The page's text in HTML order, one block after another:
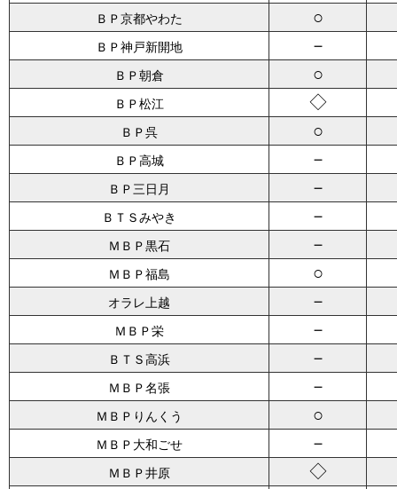
ＢＰ京都やわた ○
ＢＰ神戸新開地 －
ＢＰ朝倉 ○
ＢＰ松江 ◇
ＢＰ呉 ○
ＢＰ高城 －
ＢＰ三日月 －
ＢＴＳみやき －
ＭＢＰ黒石 －
ＭＢＰ福島 ○
オラレ上越 －
ＭＢＰ栄 －
ＢＴＳ高浜 －
ＭＢＰ名張 －
ＭＢＰりんくう ○
ＭＢＰ大和ごせ －
ＭＢＰ井原 ◇